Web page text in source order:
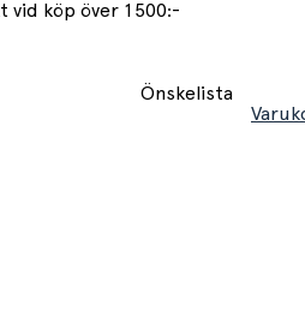
vid köp över 1500:-
Önskelista